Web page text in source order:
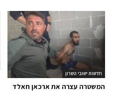
חדשות ישובי השרון
המשטרה עצרה את ארכאן חאלד